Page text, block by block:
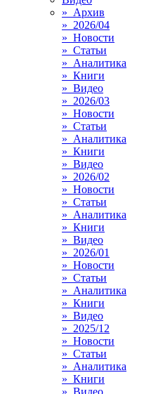
» Архив
» 2026/04
» Новости
» Статьи
» Аналитика
» Книги
» Видео
» 2026/03
» Новости
» Статьи
» Аналитика
» Книги
» Видео
» 2026/02
» Новости
» Статьи
» Аналитика
» Книги
» Видео
» 2026/01
» Новости
» Статьи
» Аналитика
» Книги
» Видео
» 2025/12
» Новости
» Статьи
» Аналитика
» Книги
» Видео